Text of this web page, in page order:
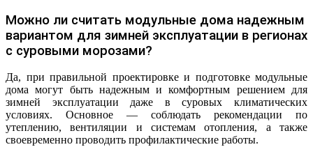
Можно ли считать модульные дома надежным
вариантом для зимней эксплуатации в регионах
с суровыми морозами?
Да, при правильной проектировке и подготовке модульные
дома могут быть надежным и комфортным решением для
зимней эксплуатации даже в суровых климатических
условиях. Основное — соблюдать рекомендации по
утеплению, вентиляции и системам отопления, а также
своевременно проводить профилактические работы.